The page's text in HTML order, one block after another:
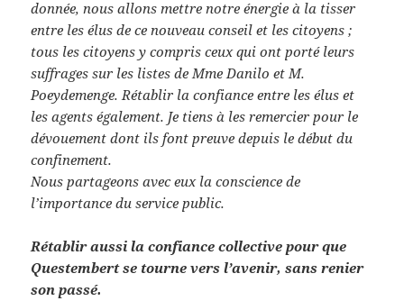
donnée, nous allons mettre notre énergie à la tisser
entre les élus de ce nouveau conseil et les citoyens ;
tous les citoyens y compris ceux qui ont porté leurs
suffrages sur les listes de Mme Danilo et M.
Poeydemenge. Rétablir la confiance entre les élus et
les agents également. Je tiens à les remercier pour le
dévouement dont ils font preuve depuis le début du
confinement.
Nous partageons avec eux la conscience de
l’importance du service public.
Rétablir aussi la confiance collective pour que
Questembert se tourne vers l’avenir, sans renier
son passé.